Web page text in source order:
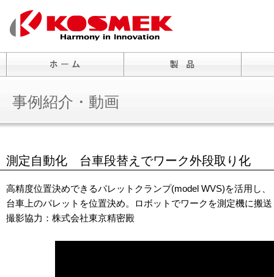
事例紹介・動画
測定自動化 台車段替えでワーク外段取り化
高精度位置決めできるパレットクランプ(model WVS)を活用し、
台車上のパレットを位置決め。ロボットでワークを測定機に搬
撮影協力：株式会社東京精密殿